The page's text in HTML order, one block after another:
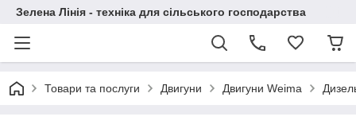
Зелена Лінія - техніка для сільського господарства
Товари та послуги Двигуни Двигуни Weima